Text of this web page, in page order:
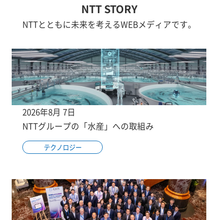
NTT STORY
NTTとともに未来を考えるWEBメディアです。
2026年8月 7日
NTTグループの「水産」への取組み
テクノロジー